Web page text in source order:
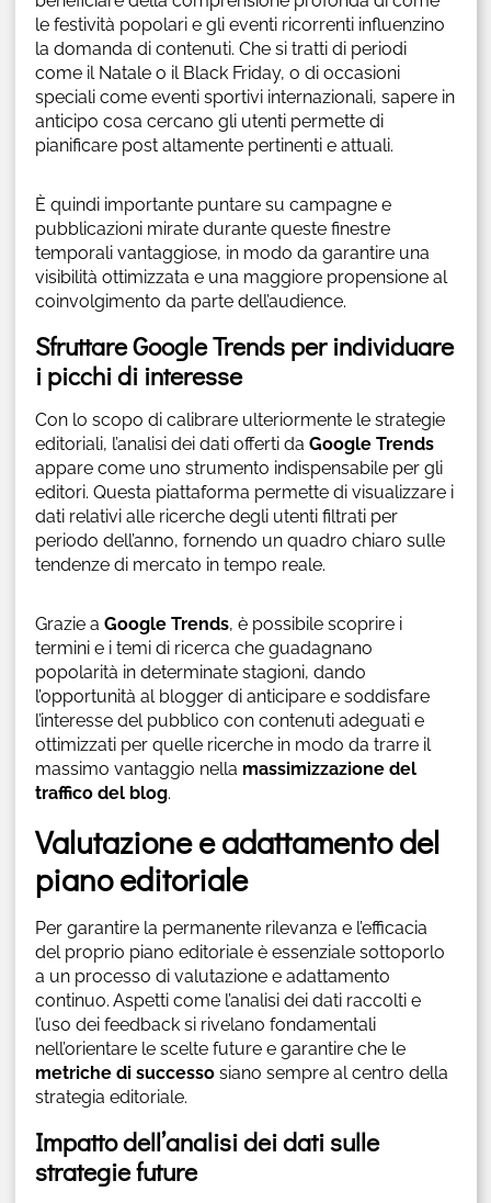
le festività popolari e gli eventi ricorrenti influenzino
la domanda di contenuti. Che si tratti di periodi
come il Natale o il Black Friday, o di occasioni
speciali come eventi sportivi internazionali, sapere in
anticipo cosa cercano gli utenti permette di
pianificare post altamente pertinenti e attuali.
È quindi importante puntare su campagne e
pubblicazioni mirate durante queste finestre
temporali vantaggiose, in modo da garantire una
visibilità ottimizzata e una maggiore propensione al
coinvolgimento da parte dell’audience.
Sfruttare Google Trends per individuare
i picchi di interesse
Con lo scopo di calibrare ulteriormente le strategie
editoriali, l’analisi dei dati offerti da Google Trends
appare come uno strumento indispensabile per gli
editori. Questa piattaforma permette di visualizzare i
dati relativi alle ricerche degli utenti filtrati per
periodo dell’anno, fornendo un quadro chiaro sulle
tendenze di mercato in tempo reale.
Grazie a Google Trends, è possibile scoprire i
termini e i temi di ricerca che guadagnano
popolarità in determinate stagioni, dando
l’opportunità al blogger di anticipare e soddisfare
l’interesse del pubblico con contenuti adeguati e
ottimizzati per quelle ricerche in modo da trarre il
massimo vantaggio nella massimizzazione del
traffico del blog.
Valutazione e adattamento del
piano editoriale
Per garantire la permanente rilevanza e l’efficacia
del proprio piano editoriale è essenziale sottoporlo
a un processo di valutazione e adattamento
continuo. Aspetti come l’analisi dei dati raccolti e
l’uso dei feedback si rivelano fondamentali
nell’orientare le scelte future e garantire che le
metriche di successosiano sempre al centro della
strategia editoriale.
Impatto dell’analisi dei dati sulle
strategie future